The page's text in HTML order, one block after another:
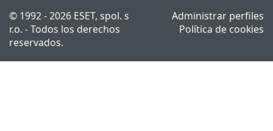
© 1992 - 2026 ESET, spol. s
r.o. - Todos los derechos
reservados.
Administrar perfiles
Política de cookies